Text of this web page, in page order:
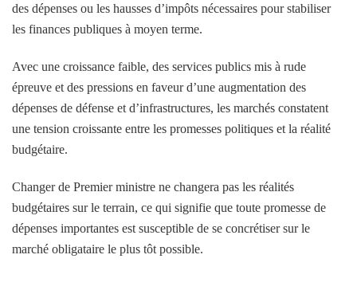
des dépenses ou les hausses d’impôts nécessaires pour stabiliser
les finances publiques à moyen terme.
Avec une croissance faible, des services publics mis à rude
épreuve et des pressions en faveur d’une augmentation des
dépenses de défense et d’infrastructures, les marchés constatent
une tension croissante entre les promesses politiques et la réalité
budgétaire.
Changer de Premier ministre ne changera pas les réalités
budgétaires sur le terrain, ce qui signifie que toute promesse de
dépenses importantes est susceptible de se concrétiser sur le
marché obligataire le plus tôt possible.